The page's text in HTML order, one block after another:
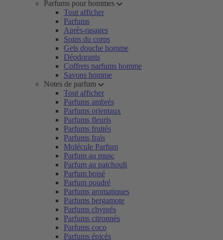
Parfums pour hommes
Tout afficher
Parfums
Après-rasages
Soins du corps
Gels douche homme
Déodorants
Coffrets parfums homme
Savons homme
Notes de parfum
Tout afficher
Parfums ambrés
Parfums orientaux
Parfums fleuris
Parfums fruités
Parfums frais
Molécule Parfum
Parfum au musc
Parfum au patchouli
Parfum boisé
Parfum poudré
Parfums aromatiques
Parfums bergamote
Parfums chyprés
Parfums citronnés
Parfums coco
Parfums épicés